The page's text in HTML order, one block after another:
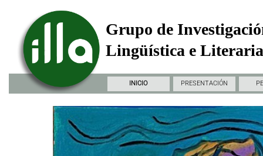
Grupo de
Lingüística e
INICIO PRESENTACIÓN